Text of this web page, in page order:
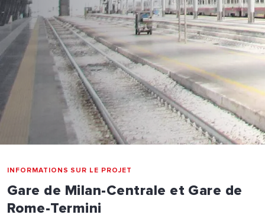
INFORMATIONS SUR LE PROJET
Gare de Milan-Centrale et Gare de
Rome-Termini